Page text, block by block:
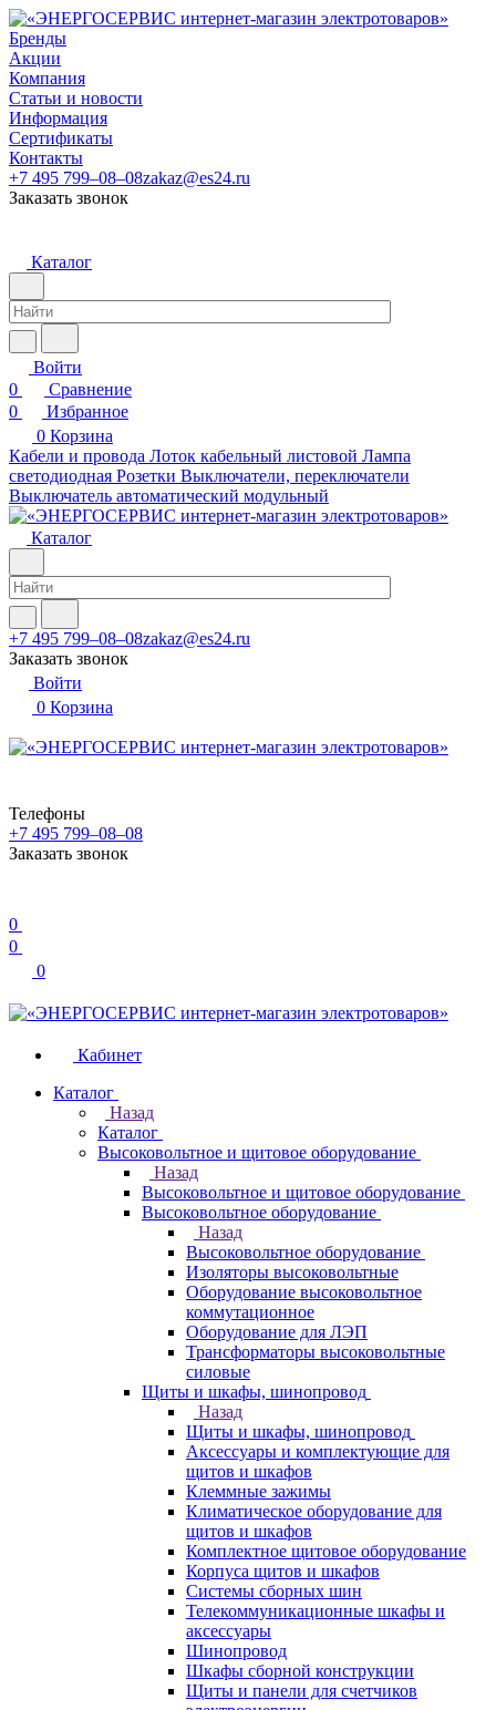
Бренды
Акции
Компания
Статьи и новости
Информация
Сертификаты
Контакты
+7 495 799–08–08zakaz@es24.ru
Заказать звонок
Каталог
Войти
0
Сравнение
0
Избранное
0 Корзина
Кабели и провода Лоток кабельный листовой Лампа
светодиодная Розетки Выключатели, переключатели
Выключатель автоматический модульный
Каталог
+7 495 799–08–08zakaz@es24.ru
Заказать звонок
Войти
0 Корзина
Телефоны
+7 495 799–08–08
Заказать звонок
0
0
0
Кабинет
Каталог
Назад
Каталог
Высоковольтное и щитовое оборудование
Назад
Высоковольтное и щитовое оборудование
Высоковольтное оборудование
Назад
Высоковольтное оборудование
Изоляторы высоковольтные
Оборудование высоковольтное
коммутационное
Оборудование для ЛЭП
Трансформаторы высоковольтные
силовые
Щиты и шкафы, шинопровод
Назад
Щиты и шкафы, шинопровод
Аксессуары и комплектующие для
щитов и шкафов
Клеммные зажимы
Климатическое оборудование для
щитов и шкафов
Комплектное щитовое оборудование
Корпуса щитов и шкафов
Системы сборных шин
Телекоммуникационные шкафы и
аксессуары
Шинопровод
Шкафы сборной конструкции
Щиты и панели для счетчиков